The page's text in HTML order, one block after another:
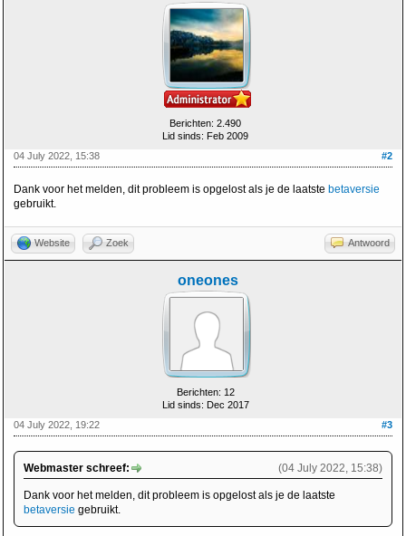
Berichten: 2.490
Lid sinds: Feb 2009
#2
04 July 2022, 15:38
Dank voor het melden, dit probleem is opgelost als je de laatste betaversie
gebruikt.
Website Zoek Antwoord
oneones
Berichten: 12
Lid sinds: Dec 2017
#3
04 July 2022, 19:22
(04 July 2022, 15:38)
Webmaster schreef:
Dank voor het melden, dit probleem is opgelost als je de laatste
betaversie gebruikt.